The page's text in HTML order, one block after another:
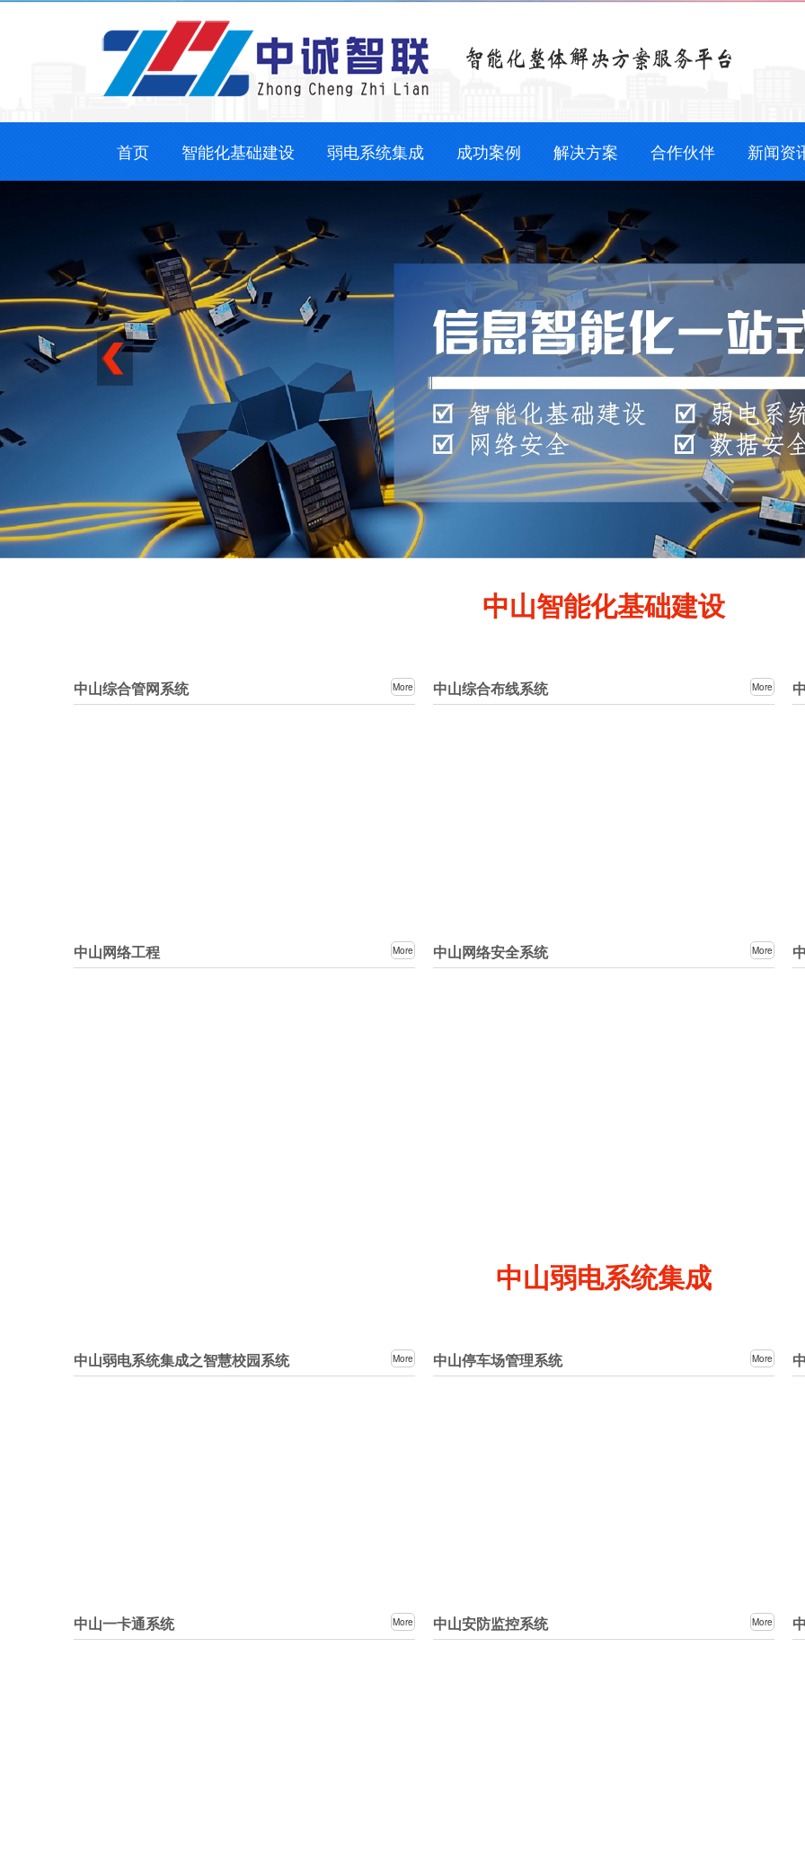
首页 智能化基础建设 弱电系统集成 成功案例 解决方案 合作伙伴 新闻资
中山智能化基础建设
中山综合管网系统 More 中山综合布线系统 More
中山网络工程 More 中山网络安全系统 More
中山弱电系统集成
中山弱电系统集成之智慧校园系统 More 中山停车场管理系统 More
中山一卡通系统 More 中山安防监控系统 More